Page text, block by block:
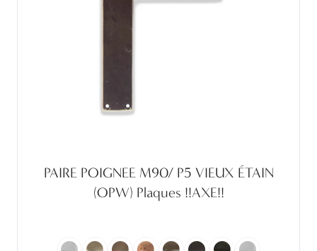
PAIRE POIGNEE M90/ P5 VIEUX ÉTAIN
(OPW) Plaques !!AXE!!